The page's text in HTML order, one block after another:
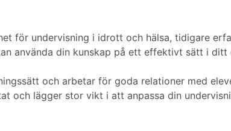
för undervisning i idrott och hälsa, tidigare
använda din kunskap på ett effektivt sätt i ditt
och arbetar för goda relationer med
och lägger stor vikt i att anpassa din